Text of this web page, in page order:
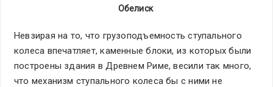
Обелиск
Невзирая на то, что грузоподъемность ступального
колеса впечатляет, каменные блоки, из которых были
построены здания в Древнем Риме, весили так много,
что механизм ступального колеса бы с ними не